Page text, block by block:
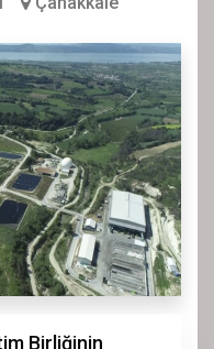
Birliğinin